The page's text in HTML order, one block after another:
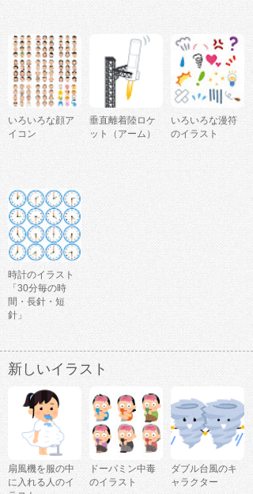
いろいろな顔ア
イコン
垂直離着陸ロケ
ット（アーム）
いろいろな漫符
のイラスト
時計のイラスト
「30分毎の時
間・長針・短
針」
新しいイラスト
扇風機を服の中
に入れる人のイ
ドーパミン中毒
のイラスト
ダブル台風のキ
ャラクター